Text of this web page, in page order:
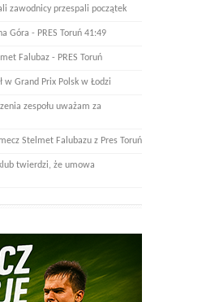
zawodnicy przespali początek
Góra - PRES Toruń 41:49
Falubaz - PRES Toruń
w Grand Prix Polsk w Łodzi
zespołu uważam za
Stelmet Falubazu z Pres Toruń
twierdzi, że umowa